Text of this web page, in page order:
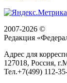
2007-2026 ©
Редакция «
Адрес для
127018, Россия, г.
Тел.+7(499) 112-